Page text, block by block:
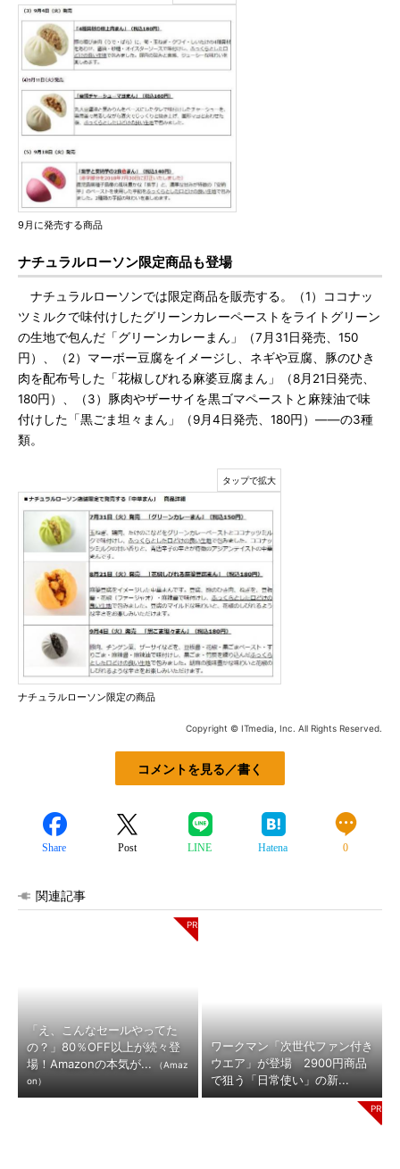
9月に発売する商品
ナチュラルローソン限定商品も登場
ナチュラルローソンでは限定商品を販売する。（1）ココナッ
ツミルクで味付けしたグリーンカレーペーストをライトグリーン
の生地で包んだ「グリーンカレーまん」（7月31日発売、150
円）、（2）マーボー豆腐をイメージし、ネギや豆腐、豚のひき
肉を配布号した「花椒しびれる麻婆豆腐まん」（8月21日発売、
180円）、（3）豚肉やザーサイを黒ゴマペーストと麻辣油で味
付けした「黒ごま坦々まん」（9月4日発売、180円）――の3種
類。
ナチュラルローソン限定の商品
Copyright © ITmedia, Inc. All Rights Reserved.
コメントを見る／書く
Share Post LINE Hatena 0
関連記事
「え、こんなセールやってた
の？」80％OFF以上が続々登
場！Amazonの本気が...
（Amaz
on）
ワークマン「次世代ファン付き
ウエア」が登場 2900円商品
で狙う「日常使い」の新...